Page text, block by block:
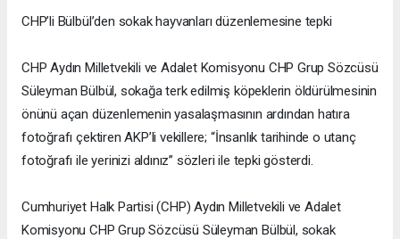
CHP’li Bülbül’den sokak hayvanları düzenlemesine tepki
CHP Aydın Milletvekili ve Adalet Komisyonu CHP Grup Sözcüsü
Süleyman Bülbül, sokağa terk edilmiş köpeklerin öldürülmesinin
önünü açan düzenlemenin yasalaşmasının ardından hatıra
fotoğrafı çektiren AKP’li vekillere; “İnsanlık tarihinde o utanç
fotoğrafı ile yerinizi aldınız” sözleri ile tepki gösterdi.
Cumhuriyet Halk Partisi (CHP) Aydın Milletvekili ve Adalet
Komisyonu CHP Grup Sözcüsü Süleyman Bülbül, sokak